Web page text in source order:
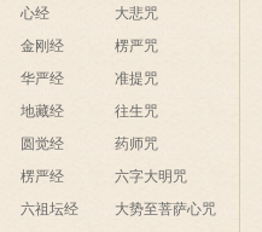
心经
金刚经
华严经
地藏经
圆觉经
楞严经
六祖坛经
大悲咒
楞严咒
准提咒
往生咒
药师咒
六字大明咒
大势至菩萨心咒